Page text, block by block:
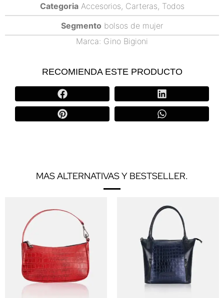
Categoria Accesorios, Carteras, Todos
Segmento bolsos de mujer
Marca: Gino Bigioni
RECOMIENDA ESTE PRODUCTO
MAS ALTERNATIVAS Y BESTSELLER.